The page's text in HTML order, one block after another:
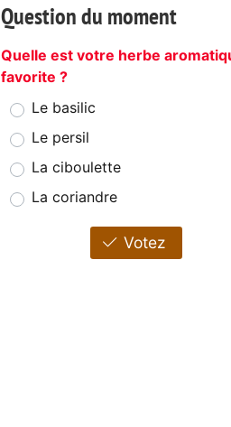
Question du moment
Quelle est votre herbe
favorite ?
Le basilic
Le persil
La ciboulette
La coriandre
Votez